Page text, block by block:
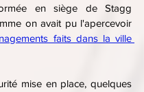
en siège de Stagg
on avait pu l'apercevoir
faits dans la ville
mise en place, quelques